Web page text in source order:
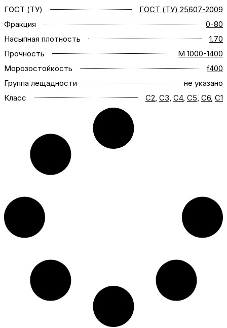
ГОСТ (ТУ)
ГОСТ (ТУ) 25607-2009
Фракция
0-80
Насыпная плотность
1.70
Прочность
M 1000-1400
Морозостойкость
f400
Группа лещадности
не указано
Класс
C2, C3, C4, C5, C6, С1